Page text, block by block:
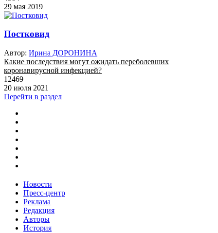
29 мая 2019
Постковид
Автор: Ирина ДОРОНИНА
Какие последствия могут ожидать переболевших
коронавирусной инфекцией?
12469
20 июля 2021
Перейти в раздел
Новости
Пресс-центр
Реклама
Редакция
Авторы
История